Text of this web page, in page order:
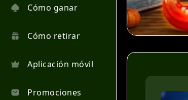
Cómo ganar
Cómo retirar
Aplicación móvil
Promociones